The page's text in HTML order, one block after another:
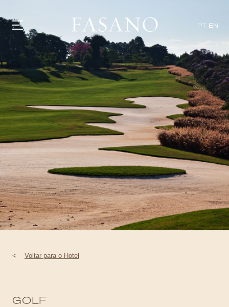
PT EN
GASTRONOMY
HOTELS
EXPERIENCIES
EVENTS
VILLAS
SHOP | SELEZIONE
VIDEOS
WHAT'S COOKING
CORRIERE
HISTORY
SUSTAINABILITY
CONTACT
< Voltar para o Hotel
GOLF